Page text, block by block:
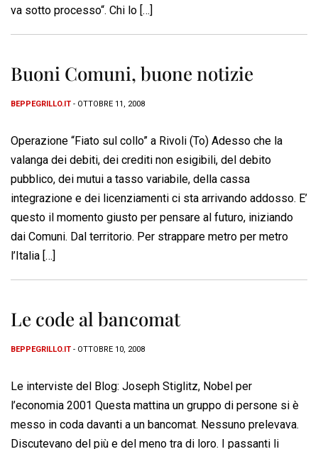
va sotto processo“. Chi lo […]
Buoni Comuni, buone notizie
BEPPEGRILLO.IT - OTTOBRE 11, 2008
Operazione “Fiato sul collo” a Rivoli (To) Adesso che la
valanga dei debiti, dei crediti non esigibili, del debito
pubblico, dei mutui a tasso variabile, della cassa
integrazione e dei licenziamenti ci sta arrivando addosso. E’
questo il momento giusto per pensare al futuro, iniziando
dai Comuni. Dal territorio. Per strappare metro per metro
l’Italia […]
Le code al bancomat
BEPPEGRILLO.IT - OTTOBRE 10, 2008
Le interviste del Blog: Joseph Stiglitz, Nobel per
l’economia 2001 Questa mattina un gruppo di persone si è
messo in coda davanti a un bancomat. Nessuno prelevava.
Discutevano del più e del meno tra di loro. I passanti li